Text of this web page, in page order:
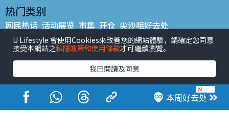
本周好去处
热门类别
网民热话 活动展览 市集 开仓 尖沙咀好去处
铜锣湾好去处 元朗好去处 荃湾好去处 旺角好去处 社会
餐厅情报 户外郊游
热门标签
#UGO揾好去处 #人气活动推介 #美食社群热话
#亲子玩乐好去处
#ULifestyle应用程式
#限时抢
#UJetso礼物放送
#ULifestyle商户中心 #著数 #网络热话
U Lifestyle 會使用Cookies來改善您的網站體驗，請確定您同意
接受本網站之私隱政策和使用條款才可繼續瀏覽。
我已閱讀及同意